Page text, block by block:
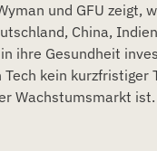
und GFU zeigt,
China,
ihre Gesundheit
kein kurzfristiger
Wachstumsmarkt ist.